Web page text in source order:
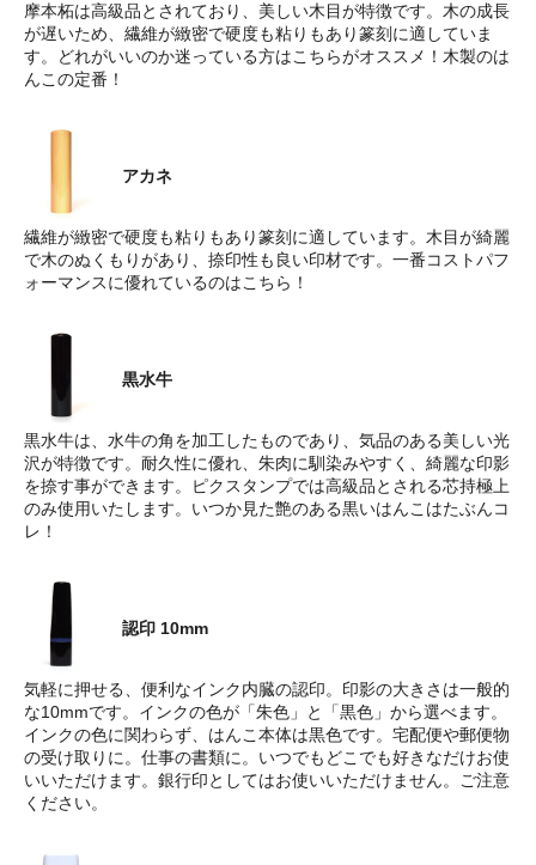
摩本柘は高級品とされており、美しい木目が特徴です。木の成長
が遅いため、繊維が緻密で硬度も粘りもあり篆刻に適していま
す。どれがいいのか迷っている方はこちらがオススメ！木製のは
んこの定番！
アカネ
繊維が緻密で硬度も粘りもあり篆刻に適しています。木目が綺麗
で木のぬくもりがあり、捺印性も良い印材です。一番コストパフ
ォーマンスに優れているのはこちら！
黒水牛
黒水牛は、水牛の角を加工したものであり、気品のある美しい光
沢が特徴です。耐久性に優れ、朱肉に馴染みやすく、綺麗な印影
を捺す事ができます。ピクスタンプでは高級品とされる芯持極上
のみ使用いたします。いつか見た艶のある黒いはんこはたぶんコ
レ！
認印 10mm
気軽に押せる、便利なインク内臓の認印。印影の大きさは一般的
な10mmです。インクの色が「朱色」と「黒色」から選べます。
インクの色に関わらず、はんこ本体は黒色です。宅配便や郵便物
の受け取りに。仕事の書類に。いつでもどこでも好きなだけお使
いいただけます。銀行印としてはお使いいただけません。ご注意
ください。